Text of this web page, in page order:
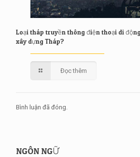
Loại tháp truyền thông điện thoại di
xây dựng Tháp?
Đọc thêm
Bình luận đã đóng.
NGÔN NGỮ